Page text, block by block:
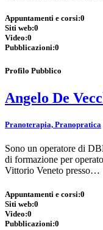
Appuntamenti e corsi:0
Siti web:0
Video:0
Pubblicazioni:0
Profilo Pubblico
Angelo De
Pranoterapia, Pranopratica
Sono un operatore di
di formazione per
Vittorio Veneto presso…
Appuntamenti e corsi:0
Siti web:0
Video:0
Pubblicazioni:0